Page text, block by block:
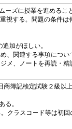
ズに授業を進めるこ
する。問題の条件
加がほしい。
関連する事項につい
、ノートを再読・
簿記検定試験２級以
る。
クラスコード等は初回